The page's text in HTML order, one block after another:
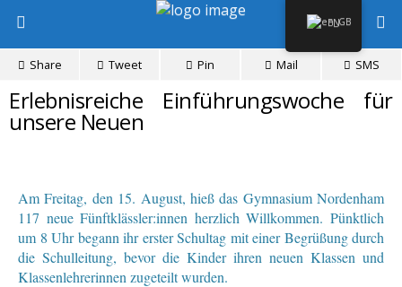
Share Tweet Pin Mail SMS
Erlebnisreiche Einführungswoche für
unsere Neuen
Am Freitag, den 15. August, hieß das Gymnasium Nordenham
117 neue Fünftklässler:innen herzlich Willkommen. Pünktlich
um 8 Uhr begann ihr erster Schultag mit einer Begrüßung durch
die Schulleitung, bevor die Kinder ihren neuen Klassen und
Klassenlehrerinnen zugeteilt wurden.
EN